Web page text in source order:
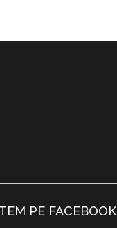
PE FACEBOOK